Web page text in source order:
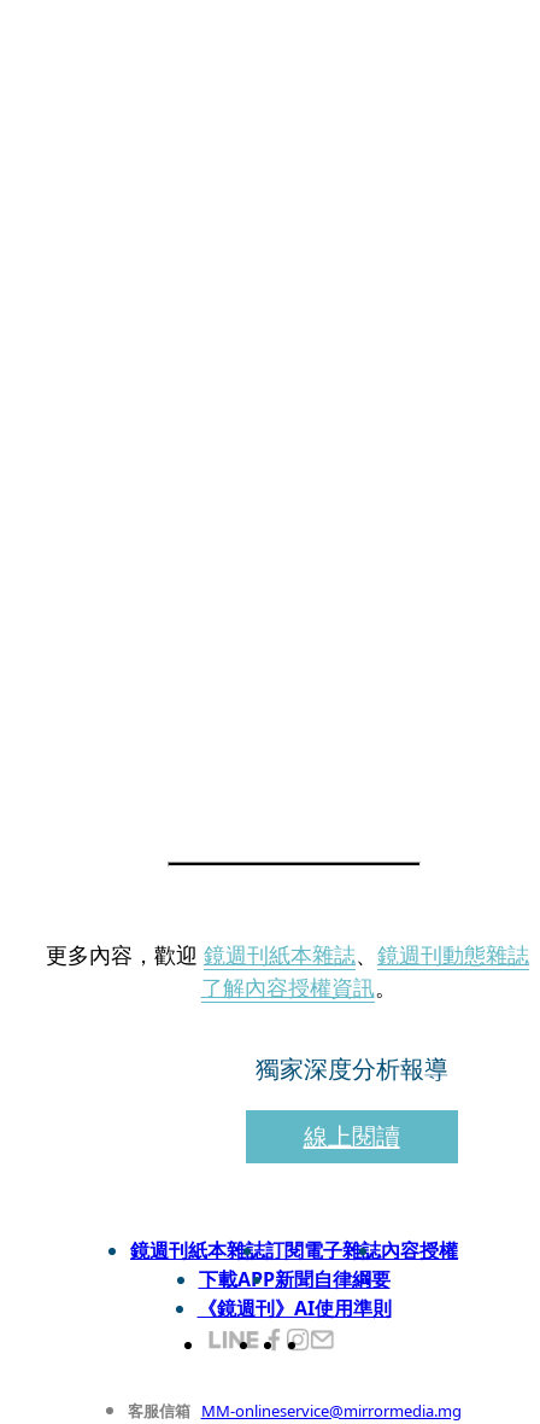
更多內容，歡迎 鏡週刊紙本雜誌、 鏡週刊動態雜誌
了解內容授權資訊。
獨家深度分析報導
線上閱讀
鏡週刊紙本雜誌訂閱電子雜誌內容授權
下載APP新聞自律綱要
《鏡週刊》AI使用準則
客服信箱 MM-onlineservice@mirrormedia.mg